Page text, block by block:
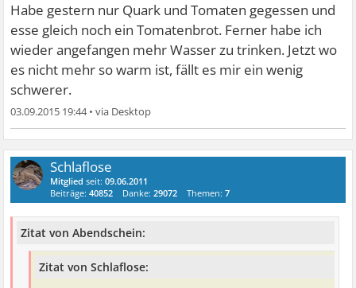
Habe gestern nur Quark und Tomaten gegessen und
esse gleich noch ein Tomatenbrot. Ferner habe ich
wieder angefangen mehr Wasser zu trinken. Jetzt wo
es nicht mehr so warm ist, fällt es mir ein wenig
schwerer.
03.09.2015 19:44•
Schlaflose
Mitglied seit:09.06.2011
Beiträge:40852 Danke:29072 Themen:7
Zitat von Abendschein:
Zitat von Schlaflose: